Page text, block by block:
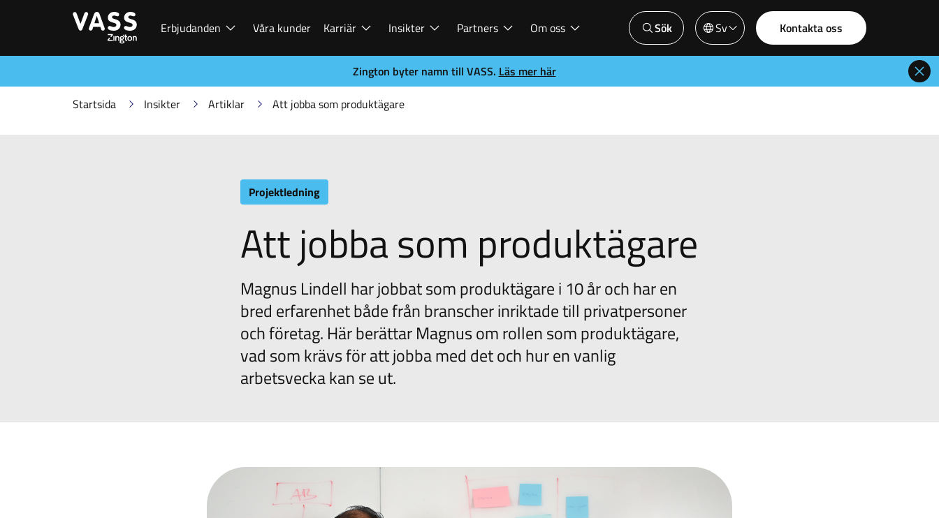
Erbjudanden Våra kunder Karriär Insikter Partners Om oss Sök Sv Kontakta oss
Zington byter namn till VASS. Läs mer här
Startsida
Insikter Artiklar Att jobba som produktägare
Projektledning
Att jobba som produktägare
Magnus Lindell har jobbat som produktägare i 10 år och har en
bred erfarenhet både från branscher inriktade till privatpersoner
och företag. Här berättar Magnus om rollen som produktägare,
vad som krävs för att jobba med det och hur en vanlig
arbetsvecka kan se ut.